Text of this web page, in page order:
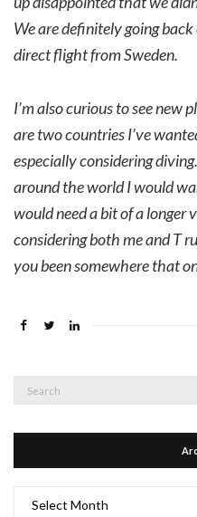
We are definitely going
direct flight from Sweden.
I’m also curious to see new
are two countries I’ve
especially considering
around the world I would
would need a bit of a
considering both me and T
you been somewhere that
Search